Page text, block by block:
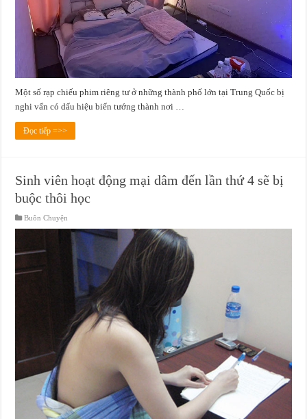
Một số rạp chiếu phim riêng tư ở những thành phố lớn tại Trung Quốc bị
nghi vấn có dấu hiệu biến tướng thành nơi …
Đọc tiếp =>>
Sinh viên hoạt động mại dâm đến lần thứ 4 sẽ bị
buộc thôi học
Buôn Chuyện